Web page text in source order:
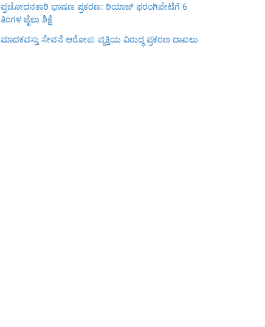
ಪ್ರಚೋದನಕಾರಿ ಭಾಷಣ ಪ್ರಕರಣ: ರಿಯಾಜ್ ಫರಂಗಿಪೇಟೆಗೆ 6
ತಿಂಗಳ ಜೈಲು ಶಿಕ್ಷೆ
ಮಾದಕವಸ್ತು ಸೇವನೆ ಆರೋಪ: ವ್ಯಕ್ತಿಯ ವಿರುದ್ಧ ಪ್ರಕರಣ ದಾಖಲು